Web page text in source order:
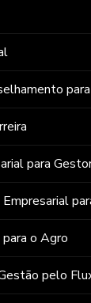
para
o Agro
pelo